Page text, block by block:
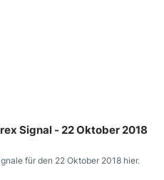
Signal - 22 Oktober 2018
für den 22 Oktober 2018 hier.